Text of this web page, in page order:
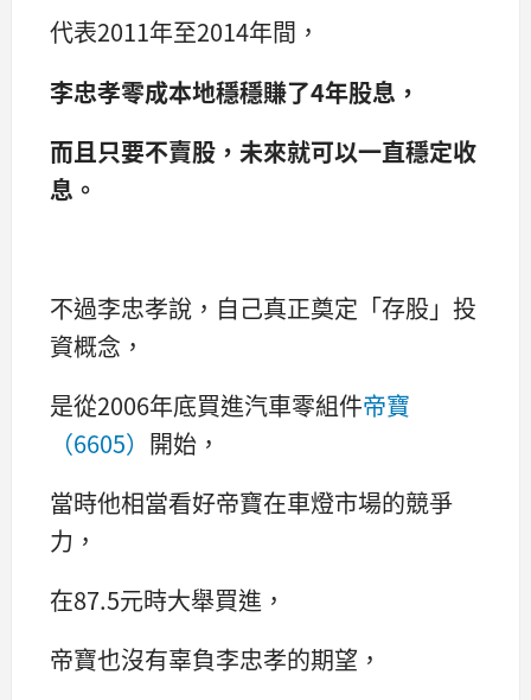
代表2011年至2014年間，
李忠孝零成本地穩穩賺了4年股息，
而且只要不賣股，未來就可以一直穩定收
息。
不過李忠孝說，自己真正奠定「存股」投
資概念，
是從2006年底買進汽車零組件帝寶
（6605） 開始，
當時他相當看好帝寶在車燈市場的競爭
力，
在87.5元時大舉買進，
帝寶也沒有辜負李忠孝的期望，